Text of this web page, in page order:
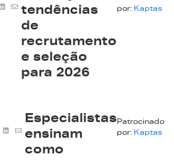
tendências
de
recrutamento
e seleção
para 2026
por: Kaptas
Especialistas
ensinam
como
Patrocinado
por: Kaptas